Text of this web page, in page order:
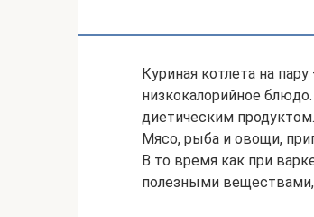
Куриная котлета на
низкокалорийное
диетическим
Мясо, рыба и овощи,
В то время как при
полезными веществами,